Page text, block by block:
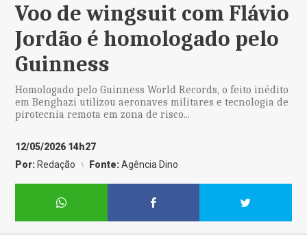
Voo de wingsuit com Flávio
Jordão é homologado pelo
Guinness
Homologado pelo Guinness World Records, o feito inédito
em Benghazi utilizou aeronaves militares e tecnologia de
pirotecnia remota em zona de risco...
12/05/2026 14h27
Por: Redação Fonte:Agência Dino